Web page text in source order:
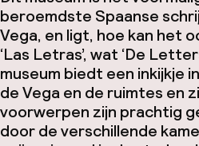
beroemdste Spaanse
Vega, en ligt, hoe kan het
‘Las Letras’, wat ‘De
museum biedt een inkijkje
de Vega en de ruimtes en
voorwerpen zijn prachtig
door de verschillende